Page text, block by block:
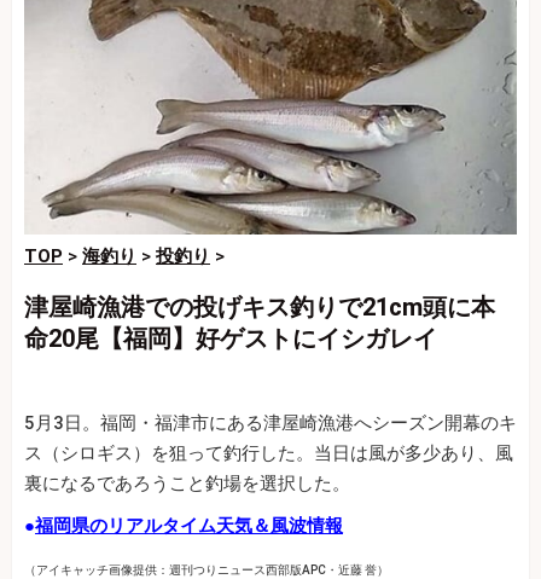
TOP > 海釣り > 投釣り >
津屋崎漁港での投げキス釣りで21cm頭に本
命20尾【福岡】好ゲストにイシガレイ
5月3日。福岡・福津市にある津屋崎漁港へシーズン開幕のキ
ス（シロギス）を狙って釣行した。当日は風が多少あり、風
裏になるであろうこと釣場を選択した。
●福岡県のリアルタイム天気＆風波情報
（アイキャッチ画像提供： 週刊つりニュース西部版APC・近藤 誉）